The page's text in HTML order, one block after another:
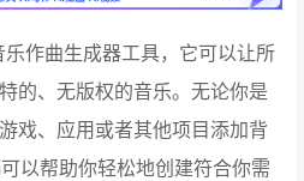
作曲生成器工具，它可以让所
的、无版权的音乐。无论你是
戏、应用或者其他项目添加背
以帮助你轻松地创建符合你需